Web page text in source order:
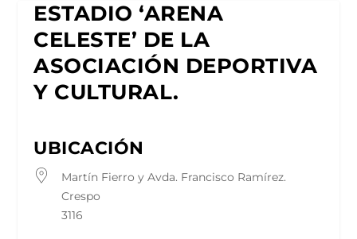
ESTADIO ‘ARENA
CELESTE’ DE LA
ASOCIACIÓN DEPORTIVA
Y CULTURAL.
UBICACIÓN
Martín Fierro y Avda. Francisco Ramírez.
Crespo
3116